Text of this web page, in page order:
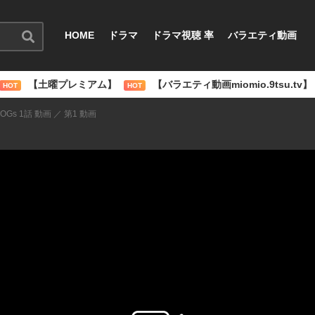
HOME ドラマ ドラマ視聴 率 バラエティ動画
HOT 【土曜プレミアム】 HOT 【バラエティ動画miomio.9tsu.tv】
1話 動画 ／ 第1 動画